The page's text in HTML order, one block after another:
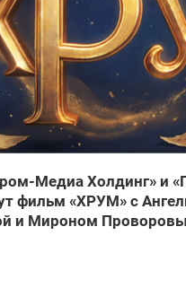
Медиа Холдинг» и
фильм «ХРУМ» с
и Мироном